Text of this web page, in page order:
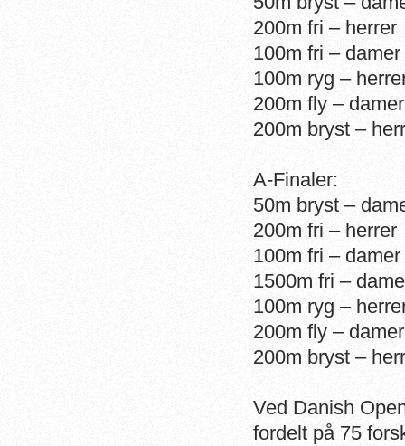
200m fri –
100m fri – damer
100m ryg –
200m fly – damer
200m bryst –
A-Finaler:
50m bryst –
200m fri – herrer
100m fri – damer
1500m fri –
100m ryg –
200m fly – damer
200m bryst –
Ved Danish
fordelt på 75